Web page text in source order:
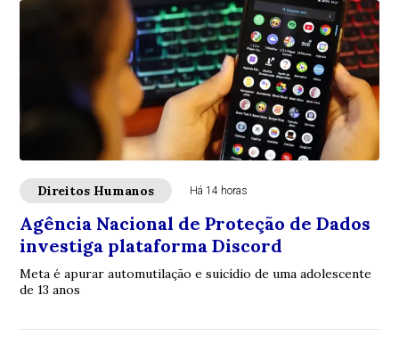
Direitos Humanos Há 14 horas
Agência Nacional de Proteção de Dados
investiga plataforma Discord
Meta é apurar automutilação e suicídio de uma adolescente
de 13 anos